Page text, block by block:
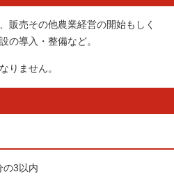
販売その他農業経営の開始もしく
の導入・整備など。
りません。
3以内